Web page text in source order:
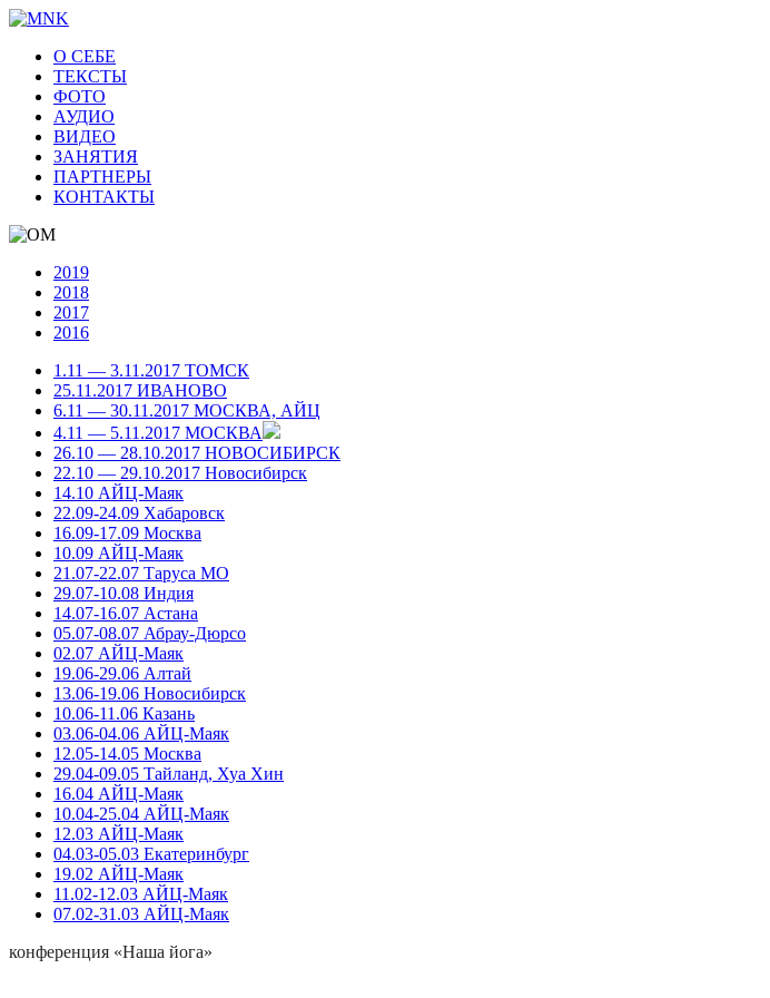
О СЕБЕ
ТЕКСТЫ
ФОТО
АУДИО
ВИДЕО
ЗАНЯТИЯ
ПАРТНЕРЫ
КОНТАКТЫ
2019
2018
2017
2016
1.11 — 3.11.2017 ТОМСК
25.11.2017 ИВАНОВО
6.11 — 30.11.2017 МОСКВА, АЙЦ
4.11 — 5.11.2017 МОСКВА
26.10 — 28.10.2017 НОВОСИБИРСК
22.10 — 29.10.2017 Новосибирск
14.10 АЙЦ-Маяк
22.09-24.09 Хабаровск
16.09-17.09 Москва
10.09 АЙЦ-Маяк
21.07-22.07 Таруса МО
29.07-10.08 Индия
14.07-16.07 Астана
05.07-08.07 Абрау-Дюрсо
02.07 АЙЦ-Маяк
19.06-29.06 Алтай
13.06-19.06 Новосибирск
10.06-11.06 Казань
03.06-04.06 АЙЦ-Маяк
12.05-14.05 Москва
29.04-09.05 Тайланд, Хуа Хин
16.04 АЙЦ-Маяк
10.04-25.04 АЙЦ-Маяк
12.03 АЙЦ-Маяк
04.03-05.03 Екатеринбург
19.02 АЙЦ-Маяк
11.02-12.03 АЙЦ-Маяк
07.02-31.03 АЙЦ-Маяк
конференция «Наша йога»